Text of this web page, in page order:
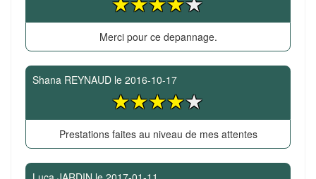
Merci pour ce depannage.
Shana REYNAUD le 2016-10-17
Prestations faites au niveau de mes attentes